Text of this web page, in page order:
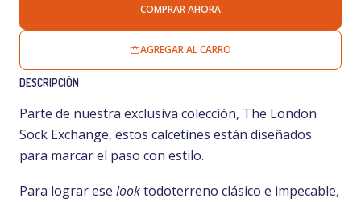
AGREGAR AL CARRO
COMPRAR AHORA
DESCRIPCIÓN
Parte de nuestra exclusiva colección, The London
Sock Exchange, estos calcetines están diseñados
para marcar el paso con estilo.
Para lograr ese looktodoterreno clásico e impecable,